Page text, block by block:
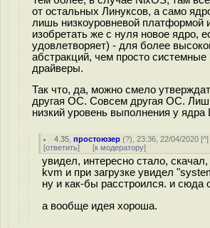
от остальных Линуксов, а само
лишь низкоуровневой платформой
изобретать же с нуля новое ядро,
удовлетворяет) - для более
абстракций, чем просто
драйверы.
Так что, да, можно смело
другая ОС. Совсем другая ОС.
низкий уровень выполнения у ядра
4.35 ,простоюзер (?), 23:36, 22/04/2020 [^]
[ответить] [к модератору]
увидел, интересно стало,
kvm и при загрузке увидел
ну и как-бы расстроился. и сюда
а вообще идея хороша.